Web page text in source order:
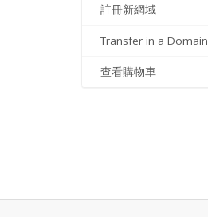
註冊新網域
Transfer in a Domain
查看購物車